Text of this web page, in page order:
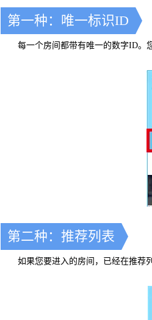
第一种：唯一标识ID
每一个房间都带有唯一的数字ID。您
第二种：推荐列表
如果您要进入的房间，已经在推荐列